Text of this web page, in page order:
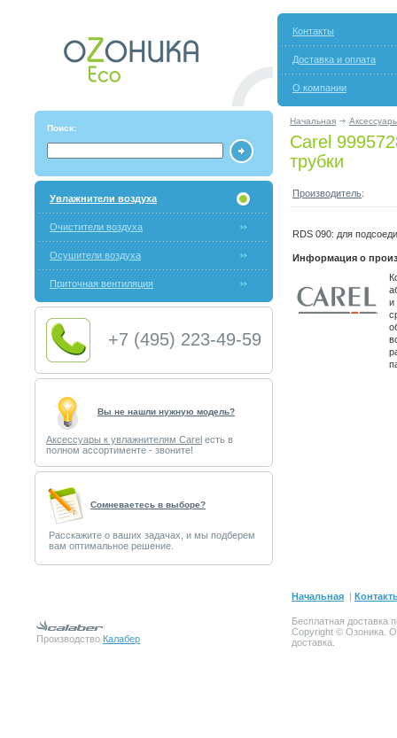
Контакты
Доставка и оплата
О компании
Поиск:
Начальная
Carel
трубки
Увлажнители воздуха
Очистители воздуха
Осушители воздуха
Приточная вентиляция
+7 (495) 223-49-59
Вы не нашли нужную модель?
Аксессуары к увлажнителям Carel есть в
полном ассортименте - звоните!
Cомневаетесь в выборе?
Расскажите о ваших задачах, и мы подберем
вам оптимальное решение.
Производитель:
RDS 090: для
Информация о
и
Начальная |
Производство Калабер
Бесплатная доставка
Copyright © Озоника.
доставка.